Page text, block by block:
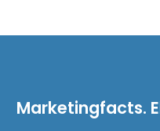
Marketingfacts.